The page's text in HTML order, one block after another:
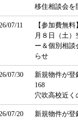
移住相談会を
07/11
【参加費無
月８日（土）
ー＆個別相談
らせ
07/30
新規物件が登
168
穴吹高校近く
07/20
新規物件が登